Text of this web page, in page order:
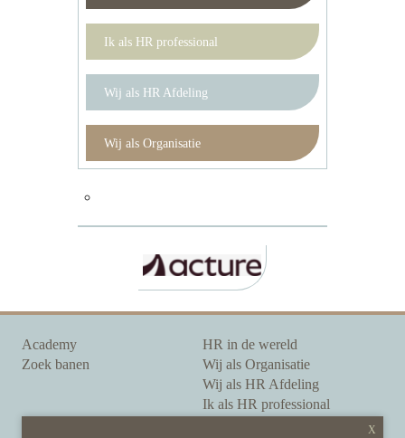
Ik als HR professional
Wij als HR Afdeling
Wij als Organisatie
Academy
Zoek banen
HR in de wereld
Wij als Organisatie
Wij als HR Afdeling
Ik als HR professional